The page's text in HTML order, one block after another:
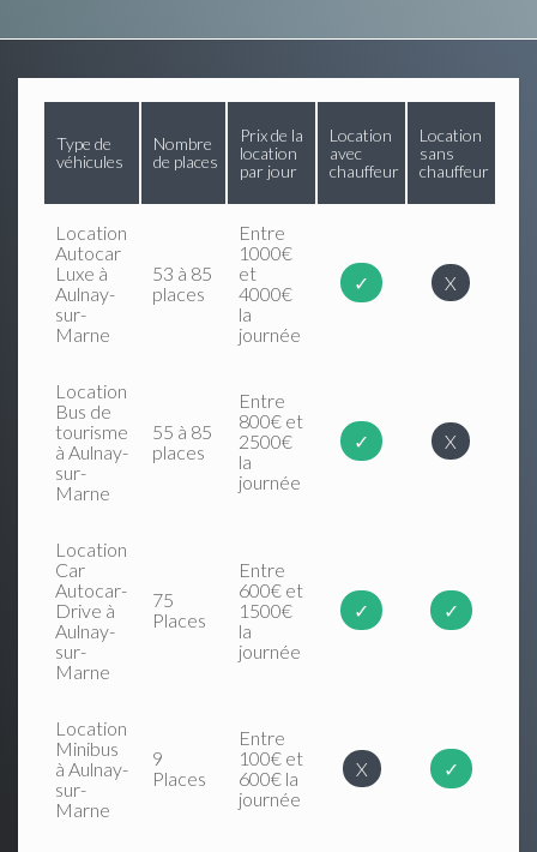
Type de
véhicules
Nombre
de places
Prix de la
location
par jour
Location
avec
chauffeur
Location
sans
chauffeur
Location
Autocar
Luxe à
Aulnay-
sur-
Marne
53 à 85
places
Entre
1000€
et
4000€
la
journée
✓ X
Location
Bus de
tourisme
à Aulnay-
sur-
Marne
55 à 85
places
Entre
800€ et
2500€
la
journée
✓ X
Location
Car
Autocar-
Drive à
Aulnay-
sur-
Marne
75
Places
Entre
600€ et
1500€
la
journée
✓ ✓
Location
Minibus
à Aulnay-
sur-
Marne
9
Places
Entre
100€ et
600€ la
journée
X ✓